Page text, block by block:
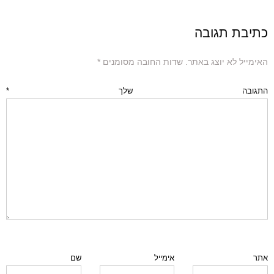
כתיבת תגובה
האימייל לא יוצג באתר. שדות החובה מסומנים *
התגובה שלך *
שם אימייל אתר